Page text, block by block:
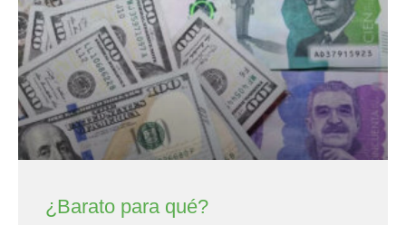
¿Barato para qué?